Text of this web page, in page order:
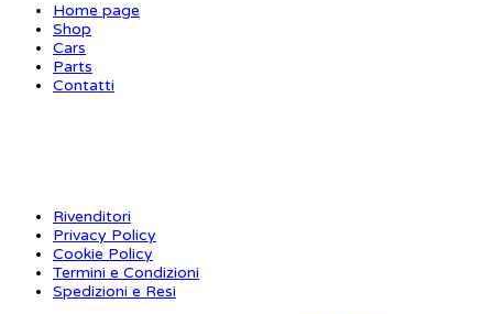
Home page
Shop
Cars
Parts
Contatti
Rivenditori
Privacy Policy
Cookie Policy
Termini e Condizioni
Spedizioni e Resi